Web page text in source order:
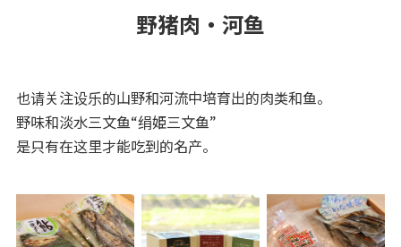
野猪肉・河鱼
也请关注设乐的山野和河流中培育出的肉类和鱼。
野味和淡水三文鱼“绢姫三文鱼”
是只有在这里才能吃到的名产。